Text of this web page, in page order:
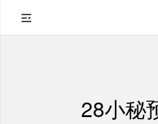
28小秘